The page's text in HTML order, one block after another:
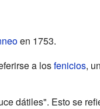
en 1753.
a losfenicios,
dátiles". Esto se